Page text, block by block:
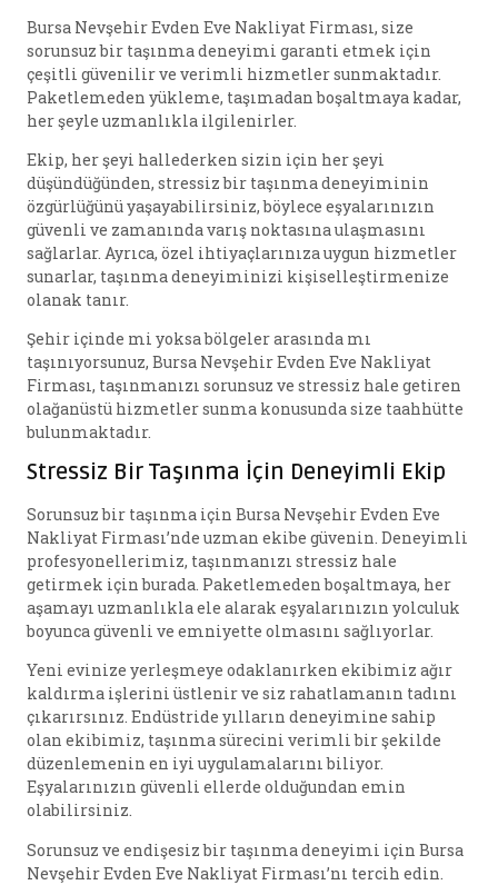
Bursa Nevşehir Evden Eve Nakliyat Firması, size
sorunsuz bir taşınma deneyimi garanti etmek için
çeşitli güvenilir ve verimli hizmetler sunmaktadır.
Paketlemeden yükleme, taşımadan boşaltmaya kadar,
her şeyle uzmanlıkla ilgilenirler.
Ekip, her şeyi hallederken sizin için her şeyi
düşündüğünden, stressiz bir taşınma deneyiminin
özgürlüğünü yaşayabilirsiniz, böylece eşyalarınızın
güvenli ve zamanında varış noktasına ulaşmasını
sağlarlar. Ayrıca, özel ihtiyaçlarınıza uygun hizmetler
sunarlar, taşınma deneyiminizi kişiselleştirmenize
olanak tanır.
Şehir içinde mi yoksa bölgeler arasında mı
taşınıyorsunuz, Bursa Nevşehir Evden Eve Nakliyat
Firması, taşınmanızı sorunsuz ve stressiz hale getiren
olağanüstü hizmetler sunma konusunda size taahhütte
bulunmaktadır.
Stressiz Bir Taşınma İçin Deneyimli Ekip
Sorunsuz bir taşınma için Bursa Nevşehir Evden Eve
Nakliyat Firması’nde uzman ekibe güvenin. Deneyimli
profesyonellerimiz, taşınmanızı stressiz hale
getirmek için burada. Paketlemeden boşaltmaya, her
aşamayı uzmanlıkla ele alarak eşyalarınızın yolculuk
boyunca güvenli ve emniyette olmasını sağlıyorlar.
Yeni evinize yerleşmeye odaklanırken ekibimiz ağır
kaldırma işlerini üstlenir ve siz rahatlamanın tadını
çıkarırsınız. Endüstride yılların deneyimine sahip
olan ekibimiz, taşınma sürecini verimli bir şekilde
düzenlemenin en iyi uygulamalarını biliyor.
Eşyalarınızın güvenli ellerde olduğundan emin
olabilirsiniz.
Sorunsuz ve endişesiz bir taşınma deneyimi için Bursa
Nevşehir Evden Eve Nakliyat Firması’nı tercih edin.